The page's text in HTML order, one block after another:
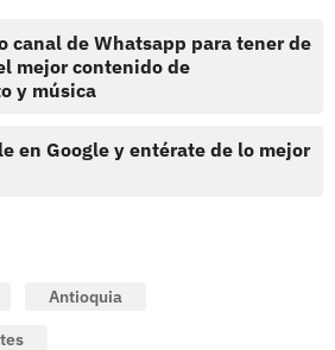
canal de Whatsapp para tener de
mejor contenido de
y música
en Google y entérate de lo mejor
Antioquia